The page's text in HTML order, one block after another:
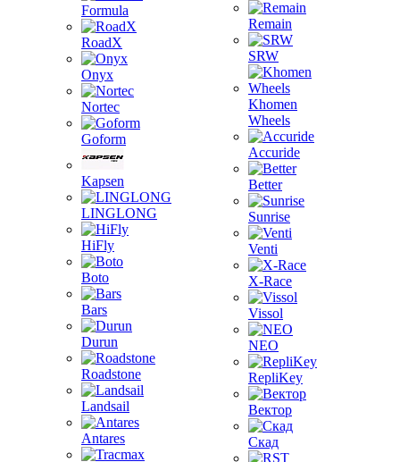
Formula
RoadX
Onyx
Nortec
Goform
Kapsen
LINGLONG
HiFly
Boto
Bars
Durun
Roadstone
Landsail
Antares
Remain
SRW
Khomen
Wheels
Accuride
Better
Sunrise
Venti
X-Race
Vissol
NEO
RepliKey
Вектор
Скад